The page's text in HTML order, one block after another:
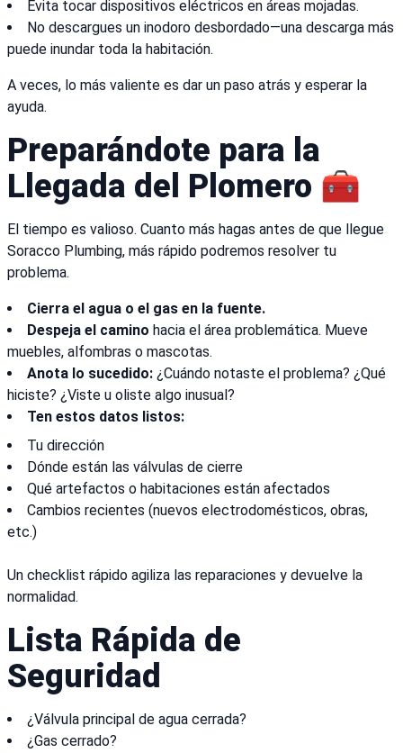
Evita tocar dispositivos eléctricos en áreas mojadas.
No descargues un inodoro desbordado—una descarga más
puede inundar toda la habitación.
A veces, lo más valiente es dar un paso atrás y esperar la
ayuda.
Preparándote para la
Llegada del Plomero 🧰
El tiempo es valioso. Cuanto más hagas antes de que llegue
Soracco Plumbing, más rápido podremos resolver tu
problema.
Cierra el agua o el gas en la fuente.
Despeja el camino hacia el área problemática. Mueve
muebles, alfombras o mascotas.
Anota lo sucedido: ¿Cuándo notaste el problema? ¿Qué
hiciste? ¿Viste u oliste algo inusual?
Ten estos datos listos:
Tu dirección
Dónde están las válvulas de cierre
Qué artefactos o habitaciones están afectados
Cambios recientes (nuevos electrodomésticos, obras,
etc.)
Un checklist rápido agiliza las reparaciones y devuelve la
normalidad.
Lista Rápida de
Seguridad
¿Válvula principal de agua cerrada?
¿Gas cerrado?